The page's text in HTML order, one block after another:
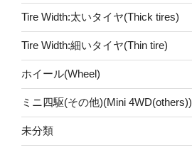
Tire Width:太いタイヤ(Thick tires)
Tire Width:細いタイヤ(Thin tire)
ホイール(Wheel)
ミニ四駆(その他)(Mini 4WD(others))
未分類